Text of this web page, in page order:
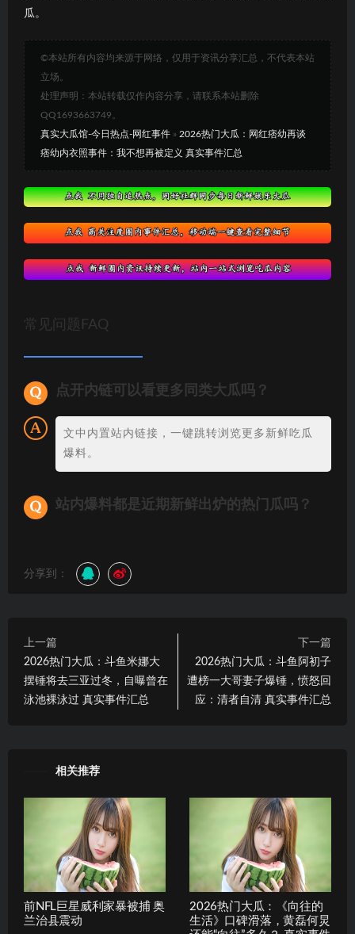
瓜。
©本站所有内容均来源于网络，仅用于资讯分享汇总，不代表本站
立场。
处理声明：本站转载仅作内容分享，请联系本站删除
QQ1693663749。
真实大瓜馆-今日热点-网红事件 » 2026热门大瓜：网红痞幼再谈
痞幼内衣照事件：我不想再被定义 真实事件汇总
常见问题FAQ
点开内链可以看更多同类大瓜吗？
文中内置站内链接，一键跳转浏览更多新鲜吃瓜
爆料。
站内爆料都是近期新鲜出炉的热门瓜吗？
分享到：
上一篇
2026热门大瓜：斗鱼米娜大
摆锤将去三亚过冬，自曝曾在
泳池裸泳过 真实事件汇总
下一篇
2026热门大瓜：斗鱼阿初子
遭榜一大哥妻子爆锤，愤怒回
应：清者自清 真实事件汇总
相关推荐
前NFL巨星威利家暴被捕 奥
兰治县震动
2026热门大瓜：《向往的
生活》口碑滑落，黄磊何炅